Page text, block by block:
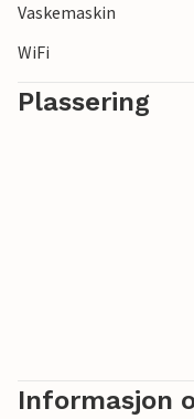
Vaskemaskin
WiFi
Plassering
Informasjon